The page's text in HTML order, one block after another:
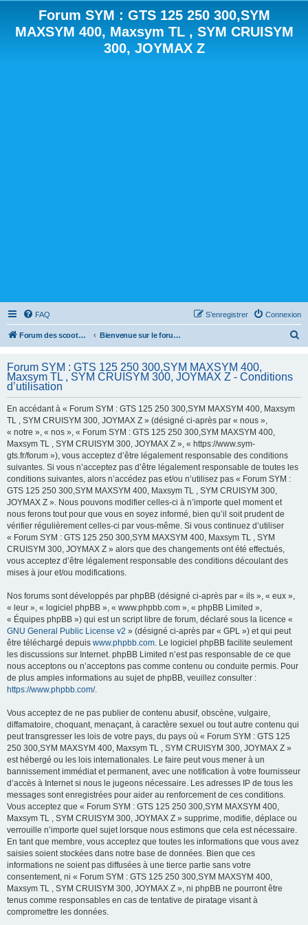
Forum SYM : GTS 125 250 300,SYM
MAXSYM 400, Maxsym TL , SYM CRUISYM
300, JOYMAX Z
FAQ Connexion
S’enregistrer
Forum des scooters SYM - GTS -MAXSYM - CRUISYM - JOYMAX - Maxsym TL Bienvenue sur le forum des scooters de la gamme SYM
e
Forum SYM : GTS 125 250 300,SYM MAXSYM 400,
Maxsym TL , SYM CRUISYM 300, JOYMAX Z - Conditions
d’utilisation
En accédant à « Forum SYM : GTS 125 250 300,SYM MAXSYM 400, Maxsym
TL , SYM CRUISYM 300, JOYMAX Z » (désigné ci-après par « nous »,
« notre », « nos », « Forum SYM : GTS 125 250 300,SYM MAXSYM 400,
Maxsym TL , SYM CRUISYM 300, JOYMAX Z », « https://www.sym-
gts.fr/forum »), vous acceptez d’être légalement responsable des conditions
suivantes. Si vous n’acceptez pas d’être légalement responsable de toutes les
conditions suivantes, alors n’accédez pas et/ou n’utilisez pas « Forum SYM :
GTS 125 250 300,SYM MAXSYM 400, Maxsym TL , SYM CRUISYM 300,
JOYMAX Z ». Nous pouvons modifier celles-ci à n’importe quel moment et
nous ferons tout pour que vous en soyez informé, bien qu’il soit prudent de
vérifier régulièrement celles-ci par vous-même. Si vous continuez d’utiliser
« Forum SYM : GTS 125 250 300,SYM MAXSYM 400, Maxsym TL , SYM
CRUISYM 300, JOYMAX Z » alors que des changements ont été effectués,
vous acceptez d’être légalement responsable des conditions découlant des
mises à jour et/ou modifications.
Nos forums sont développés par phpBB (désigné ci-après par « ils », « eux »,
« leur », « logiciel phpBB », « www.phpbb.com », « phpBB Limited »,
« Équipes phpBB ») qui est un script libre de forum, déclaré sous la licence «
GNU General Public License v2 » (désigné ci-après par « GPL ») et qui peut
être téléchargé depuis www.phpbb.com. Le logiciel phpBB facilite seulement
les discussions sur Internet. phpBB Limited n’est pas responsable de ce que
nous acceptons ou n’acceptons pas comme contenu ou conduite permis. Pour
de plus amples informations au sujet de phpBB, veuillez consulter :
https://www.phpbb.com/.
Vous acceptez de ne pas publier de contenu abusif, obscène, vulgaire,
diffamatoire, choquant, menaçant, à caractère sexuel ou tout autre contenu qui
peut transgresser les lois de votre pays, du pays où « Forum SYM : GTS 125
250 300,SYM MAXSYM 400, Maxsym TL , SYM CRUISYM 300, JOYMAX Z »
est hébergé ou les lois internationales. Le faire peut vous mener à un
bannissement immédiat et permanent, avec une notification à votre fournisseur
d’accès à Internet si nous le jugeons nécessaire. Les adresses IP de tous les
messages sont enregistrées pour aider au renforcement de ces conditions.
Vous acceptez que « Forum SYM : GTS 125 250 300,SYM MAXSYM 400,
Maxsym TL , SYM CRUISYM 300, JOYMAX Z » supprime, modifie, déplace ou
verrouille n’importe quel sujet lorsque nous estimons que cela est nécessaire.
En tant que membre, vous acceptez que toutes les informations que vous avez
saisies soient stockées dans notre base de données. Bien que ces
informations ne soient pas diffusées à une tierce partie sans votre
consentement, ni « Forum SYM : GTS 125 250 300,SYM MAXSYM 400,
Maxsym TL , SYM CRUISYM 300, JOYMAX Z », ni phpBB ne pourront être
tenus comme responsables en cas de tentative de piratage visant à
compromettre les données.